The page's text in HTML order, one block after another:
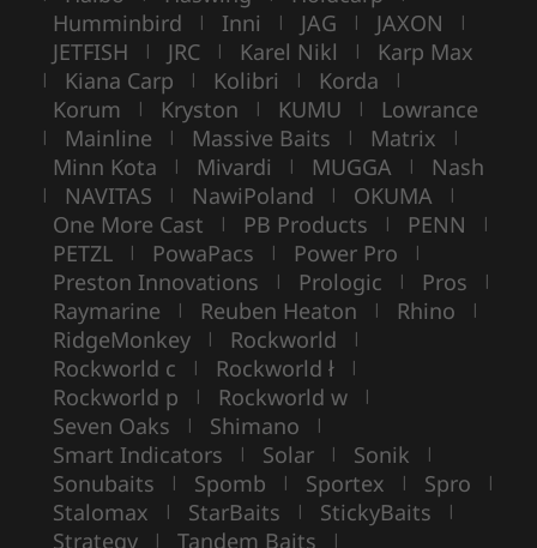
Humminbird | Inni | JAG | JAXON |
JETFISH | JRC | Karel Nikl | Karp Max
| Kiana Carp | Kolibri | Korda |
Korum | Kryston | KUMU | Lowrance
| Mainline | Massive Baits | Matrix |
Minn Kota | Mivardi | MUGGA | Nash
| NAVITAS | NawiPoland | OKUMA |
One More Cast | PB Products | PENN |
PETZL | PowaPacs | Power Pro |
Preston Innovations | Prologic | Pros |
Raymarine | Reuben Heaton | Rhino |
RidgeMonkey | Rockworld |
Rockworld c | Rockworld ł |
Rockworld p | Rockworld w |
Seven Oaks | Shimano |
Smart Indicators | Solar | Sonik |
Sonubaits | Spomb | Sportex | Spro |
Stalomax | StarBaits | StickyBaits |
Strategy | Tandem Baits |